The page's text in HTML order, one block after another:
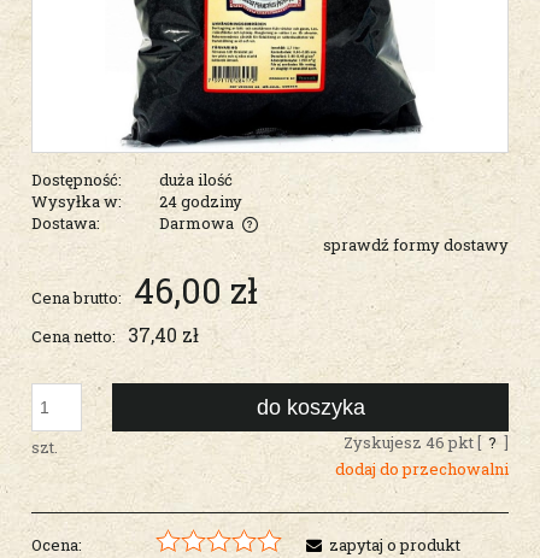
Dostępność:
duża ilość
Wysyłka w:
24 godziny
Dostawa:
Darmowa
Cena nie zawiera ewentualnych kosztów płatności
sprawdź formy dostawy
Cena brutto: 46,00 zł
Cena netto: 37,40 zł
szt.
do koszyka
Zyskujesz 46pkt [ ? ]
dodaj do przechowalni
Ocena:
zapytaj o produkt